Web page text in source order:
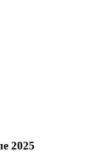
2025